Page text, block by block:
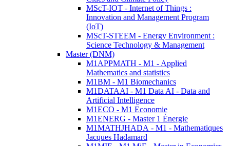
MScT-IOT - Internet of Things :
Innovation and Management Program
(IoT)
MScT-STEEM - Energy Environment :
Science Technology & Management
Master (DNM)
M1APPMATH - M1 - Applied
Mathematics and statistics
M1BM - M1 Biomechanics
M1DATAAI - M1 Data AI - Data and
Artificial Intelligence
M1ECO - M1 Economie
M1ENERG - Master 1 Énergie
M1MATHJHADA - M1 - Mathematiques
Jacques Hadamard